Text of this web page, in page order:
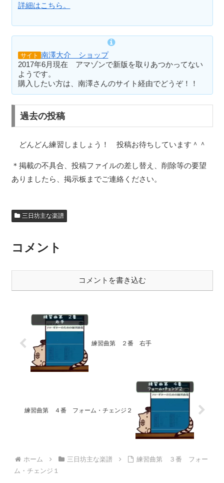
詳細はこちら。
サイト 南澤大介 ショップ
2017年6月現在 アマゾンで新版を取りあつかってない
ようです。
購入したい方は、南澤さんのサイト経由でどうぞ！！
過去の投稿
どんどん練習しましょう！ 投稿お待ちしています＾＾
＊掲載の不具合、投稿ファイルの差し替え、削除等の要望
ありましたら、掲示板までご連絡ください。
三日坊主な楽譜
コメント
コメントを書き込む
練習曲第 ２番 右手
練習曲第 ４番 フォーム・チェンジ２
ホーム 三日坊主な楽譜
練習曲第 ３番 フォー
ム・チェンジ１